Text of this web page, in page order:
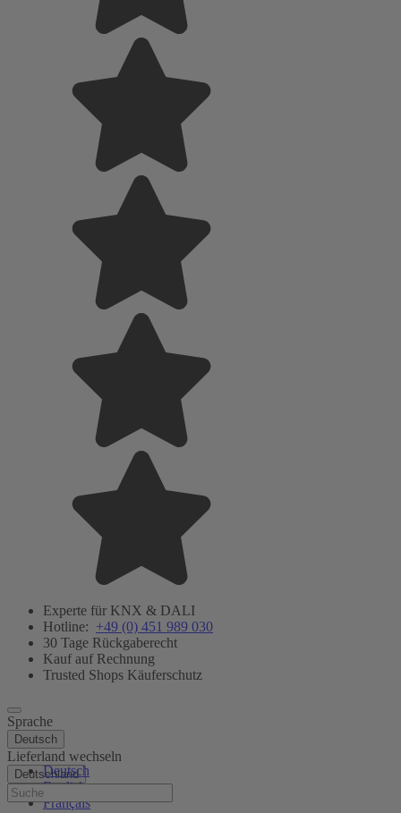
Experte für KNX & DALI
Hotline: +49 (0) 451 989 030
30 Tage Rückgaberecht
Kauf auf Rechnung
Trusted Shops Käuferschutz
Sprache
Deutsch
Deutsch
English
Français
Lieferland wechseln
Deutschland
Hilfe